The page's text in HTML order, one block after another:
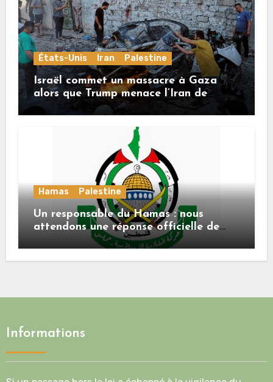
États-Unis Iran Palestine
Israël commet un massacre à Gaza
alors que Trump menace l’Iran de
«décapitation»
Hamas Palestine
Un responsable du Hamas : nous
attendons une réponse officielle de
Mladenov concernant la feuille de
route de la deuxième phase de l’accord
Informations